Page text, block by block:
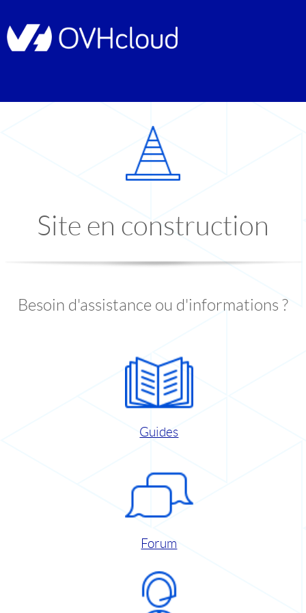
Site en construction
Besoin d'assistance ou d'informations ?
Guides
Forum